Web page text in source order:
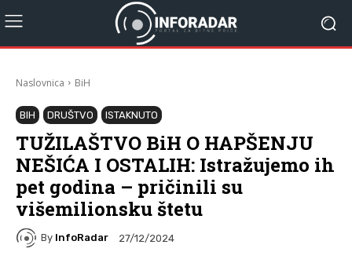
Naslovnica BiH
BIH DRUŠTVO ISTAKNUTO
TUŽILAŠTVO BiH O HAPŠENJU
NEŠIĆA I OSTALIH: Istražujemo ih
pet godina – pričinili su
višemilionsku štetu
By InfoRadar 27/12/2024